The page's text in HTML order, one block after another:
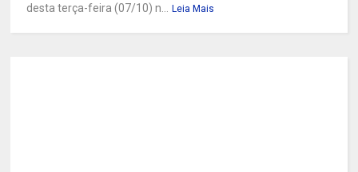
desta terça-feira (07/10) n...
Leia Mais